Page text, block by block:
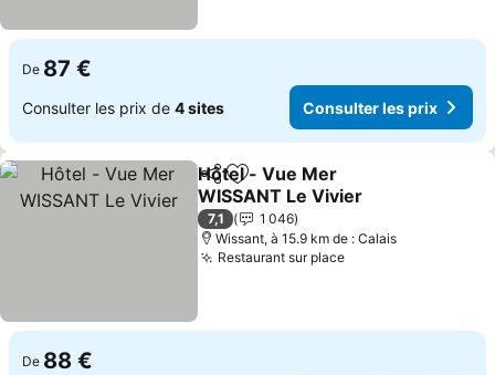
De 87 €
Consulter les prix de 4 sites Consulter les prix
PartagerAjouter à mes favoris
Hôtel - Vue Mer
WISSANT Le Vivier
7,1
1 046
Wissant, à 15.9 km de : Calais
Restaurant sur place
De 88 €